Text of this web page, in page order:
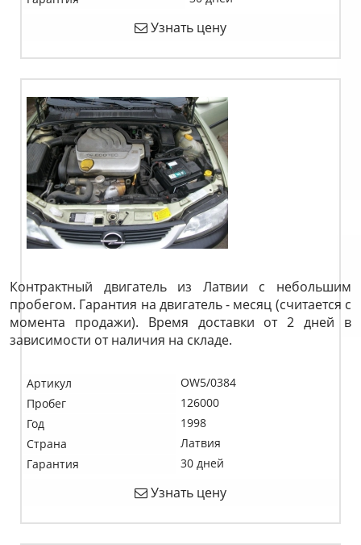
Узнать цену
Контрактный двигатель из Латвии с небольшим
пробегом. Гарантия на двигатель - месяц (считается с
момента продажи). Время доставки от 2 дней в
зависимости от наличия на складе.
Артикул
OW5/0384
Пробег
126000
Год
1998
Страна
Латвия
Гарантия
30 дней
Узнать цену